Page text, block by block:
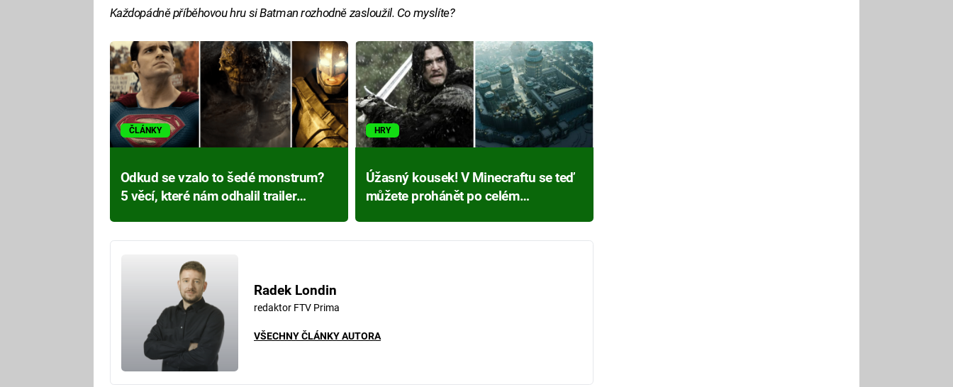
Každopádně příběhovou hru si Batman rozhodně zasloužil. Co myslíte?
ČLÁNKY
Odkud se vzalo to šedé monstrum?
5 věcí, které nám odhalil trailer
HRY
Úžasný kousek! V Minecraftu se teď
můžete prohánět po celém
Radek Londin
redaktor FTV Prima
VŠECHNY ČLÁNKY AUTORA